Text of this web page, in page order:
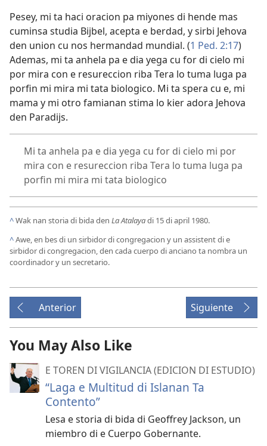
Pesey, mi ta haci oracion pa miyones di hende mas
cuminsa studia Bijbel, acepta e berdad, y sirbi Jehova
den union cu nos hermandad mundial. (1 Ped. 2:17)
Ademas, mi ta anhela pa e dia yega cu for di cielo mi
por mira con e resureccion riba Tera lo tuma luga pa
porfin mi mira mi tata biologico. Mi ta spera cu e, mi
mama y mi otro famianan stima lo kier adora Jehova
den Paradijs.
Mi ta anhela pa e dia yega cu for di cielo mi por
mira con e resureccion riba Tera lo tuma luga pa
porfin mi mira mi tata biologico
^Wak nan storia di bida den La Atalayadi 15 di april 1980.
^Awe, en bes di un sirbidor di congregacion y un assistent di e
sirbidor di congregacion, den cada cuerpo di anciano ta nombra un
coordinador y un secretario.
Anterior Siguiente
You May Also Like
E TOREN DI VIGILANCIA (EDICION DI ESTUDIO)
“Laga e Multitud di Islanan Ta
Contento”
Lesa e storia di bida di Geoffrey Jackson, un
miembro di e Cuerpo Gobernante.